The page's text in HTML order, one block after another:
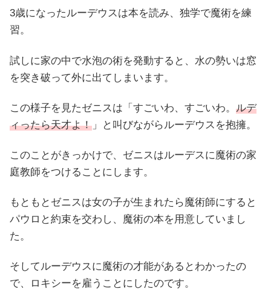
3歳になったルーデウスは本を読み、独学で魔術を練
習。
試しに家の中で水泡の術を発動すると、水の勢いは窓
を突き破って外に出てしまいます。
この様子を見たゼニスは「すごいわ、すごいわ。 ルデ
ィったら天才よ！ 」と叫びながらルーデウスを抱擁。
このことがきっかけで、ゼニスはルーデスに魔術の家
庭教師をつけることにします。
もともとゼニスは女の子が生まれたら魔術師にすると
パウロと約束を交わし、魔術の本を用意していまし
た。
そしてルーデウスに魔術の才能があるとわかったの
で、ロキシーを雇うことにしたのです。